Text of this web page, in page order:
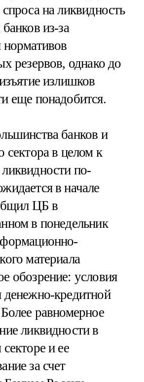
на ликвидность
из-за
нормативов
резервов, однако до
излишков
еще понадобится.
банков и
сектора в целом к
по-
в начале
ЦБ в
в понедельник
материала
обозрение: условия
денежно-кредитной
равномерное
ликвидности в
и ее
за счет